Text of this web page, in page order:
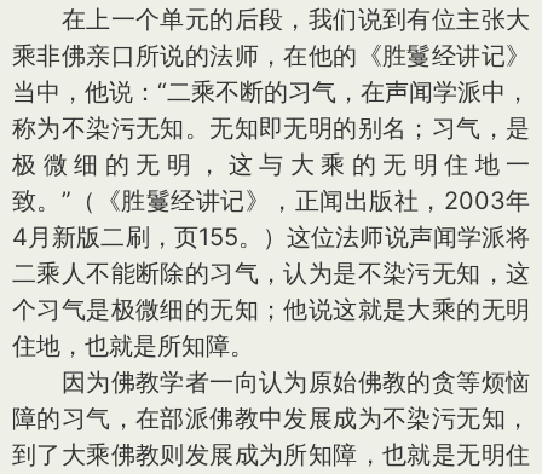
在上一个单元的后段，我们说到有位主张大
乘非佛亲口所说的法师，在他的《胜鬘经讲记》
当中，他说：“二乘不断的习气，在声闻学派中，
称为不染污无知。无知即无明的别名；习气，是
极微细的无明，这与大乘的无明住地一
致。”（《胜鬘经讲记》，正闻出版社，2003年
4月新版二刷，页155。）这位法师说声闻学派将
二乘人不能断除的习气，认为是不染污无知，这
个习气是极微细的无知；他说这就是大乘的无明
住地，也就是所知障。
因为佛教学者一向认为原始佛教的贪等烦恼
障的习气，在部派佛教中发展成为不染污无知，
到了大乘佛教则发展成为所知障，也就是无明住